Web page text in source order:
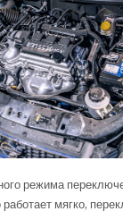
режима
мягко,